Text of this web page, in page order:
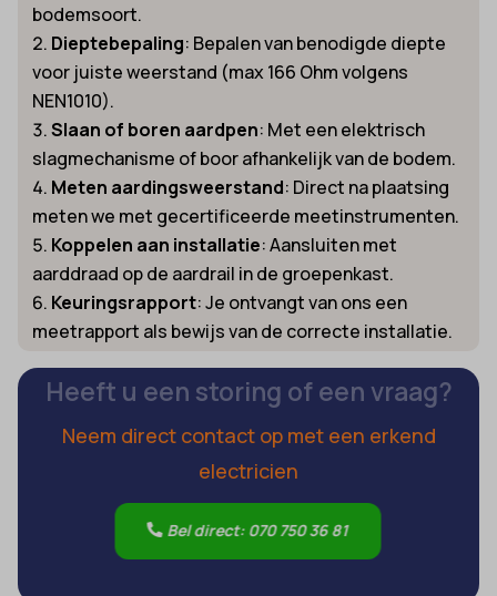
bodemsoort.
Dieptebepaling: Bepalen van benodigde diepte
voor juiste weerstand (max 166 Ohm volgens
NEN1010).
Slaan of boren aardpen: Met een elektrisch
slagmechanisme of boor afhankelijk van de bodem.
Meten aardingsweerstand: Direct na plaatsing
meten we met gecertificeerde meetinstrumenten.
Koppelen aan installatie: Aansluiten met
aarddraad op de aardrail in de groepenkast.
Keuringsrapport: Je ontvangt van ons een
meetrapport als bewijs van de correcte installatie.
Heeft u een storing of een vraag?
Neem direct contact op met een erkend
electricien
Bel direct: 070 750 36 81